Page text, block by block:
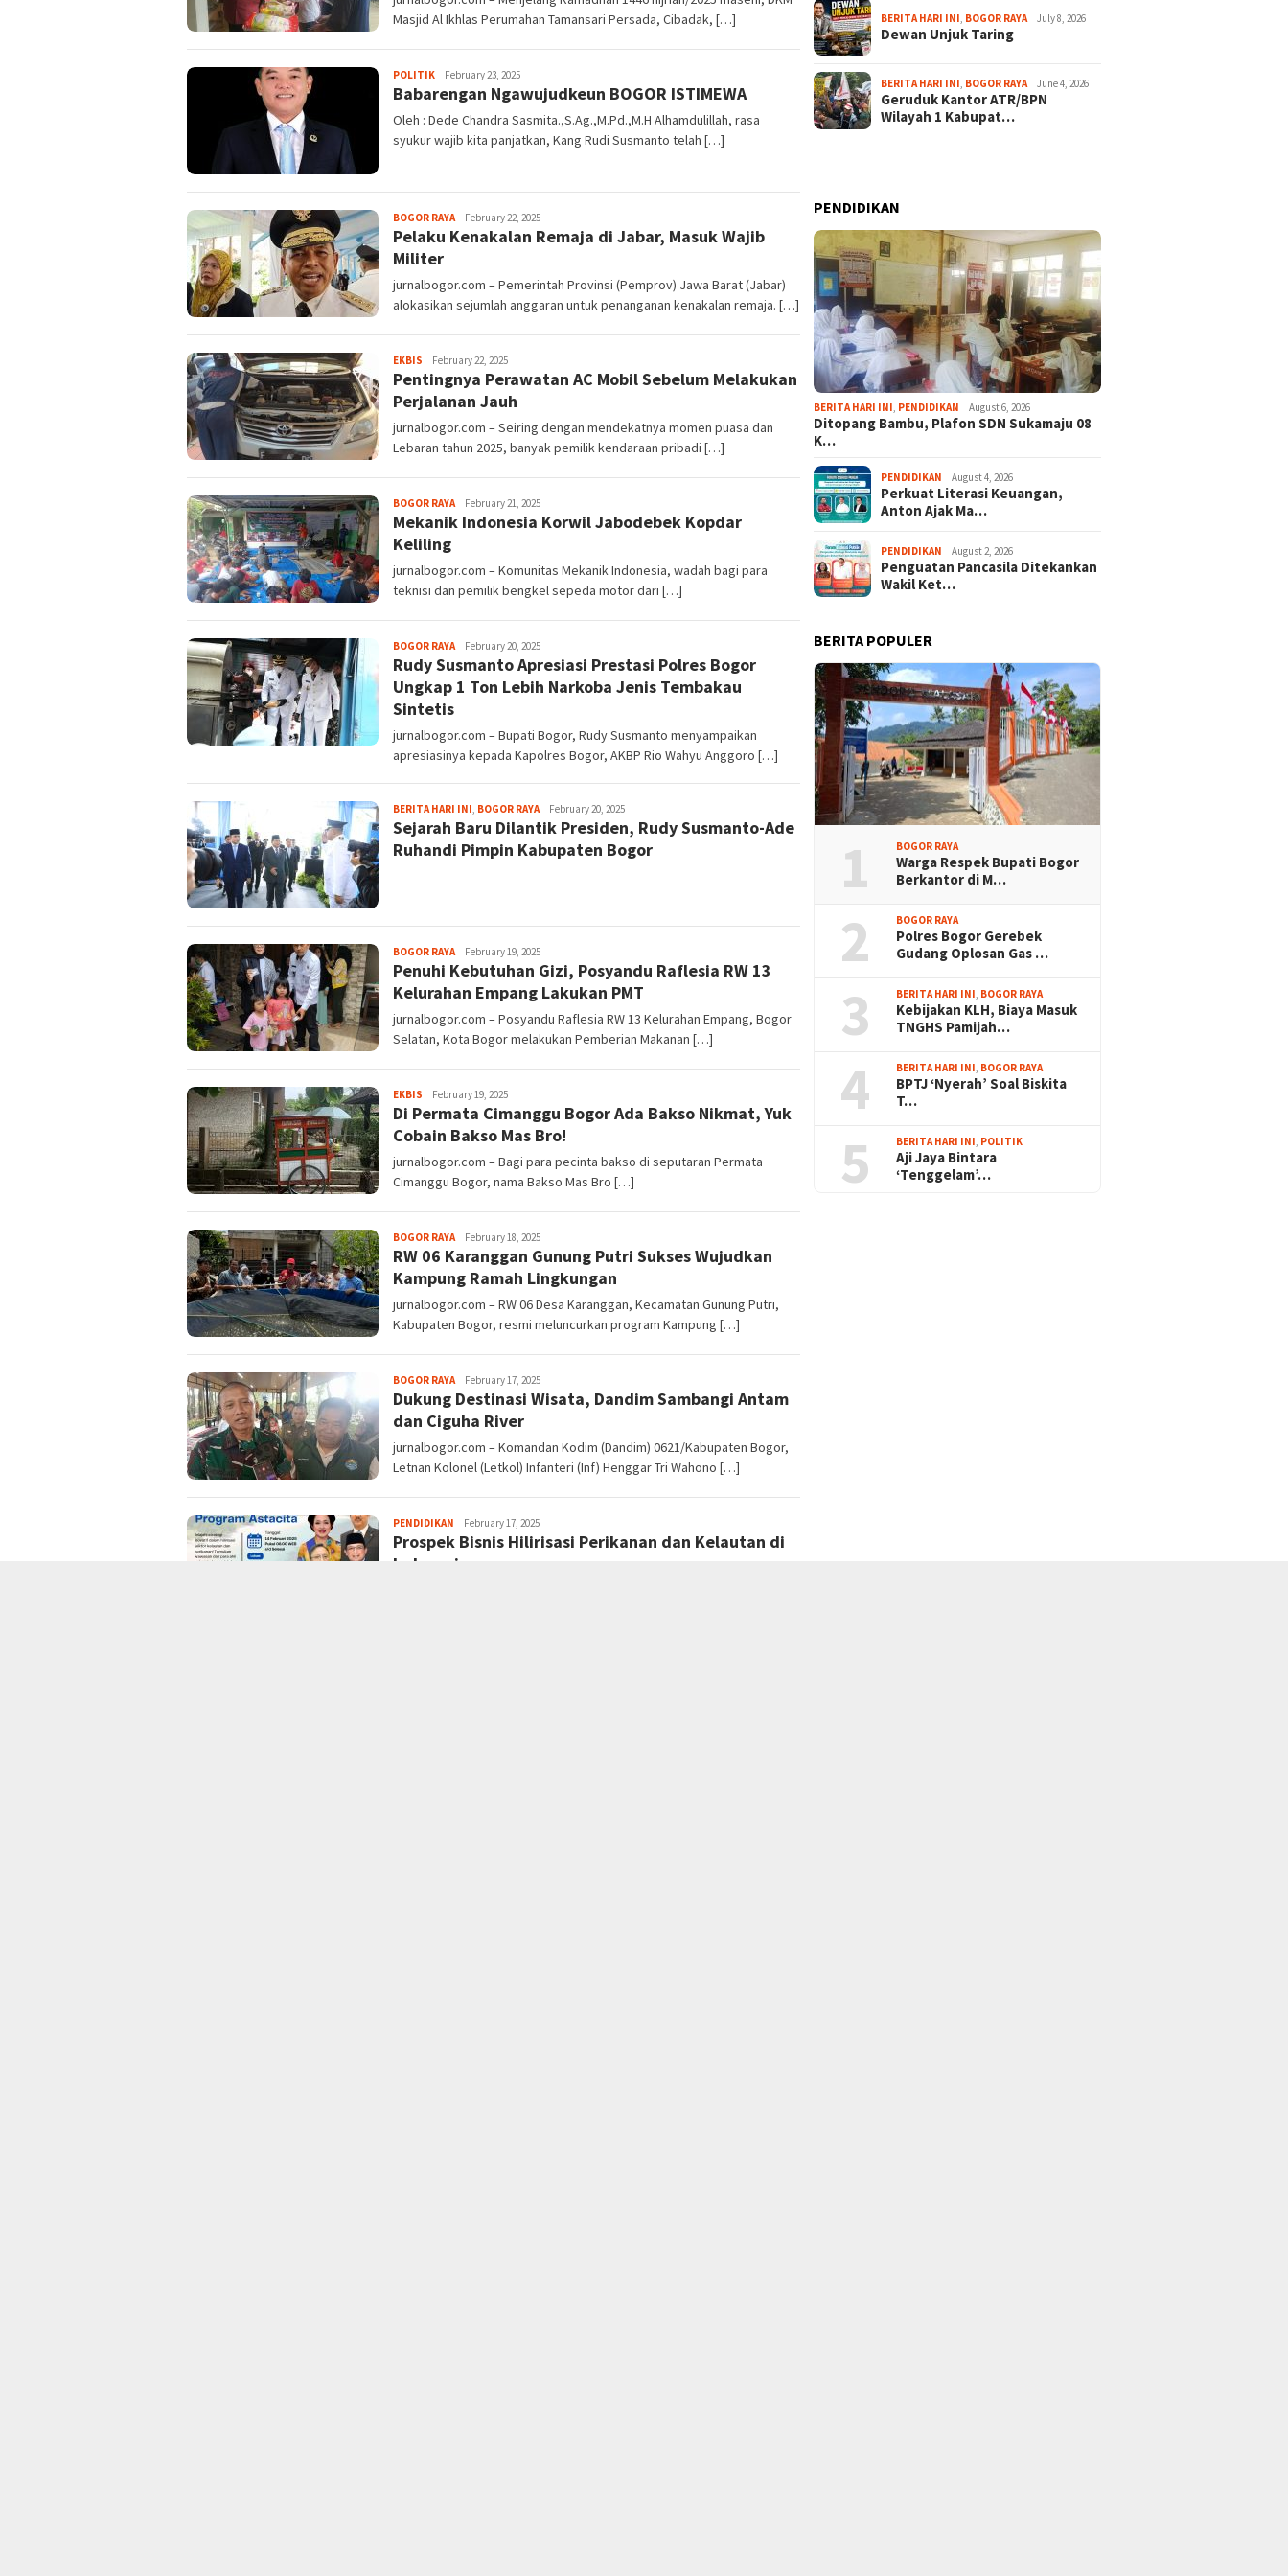
Masjid Al Ikhlas Perumahan Tamansari Persada, Cibadak, […]
POLITIKSayyev
February 23, 2025
Babarengan Ngawujudkeun BOGOR ISTIMEWA
Oleh : Dede Chandra Sasmita.,S.Ag.,M.Pd.,M.H Alhamdulillah, rasa
syukur wajib kita panjatkan, Kang Rudi Susmanto telah […]
BOGOR RAYASayyev
February 22, 2025
Pelaku Kenakalan Remaja di Jabar, Masuk Wajib
Militer
jurnalbogor.com – Pemerintah Provinsi (Pemprov) Jawa Barat (Jabar)
alokasikan sejumlah anggaran untuk penanganan kenakalan remaja. […]
EKBIS Sayyev
February 22, 2025
Pentingnya Perawatan AC Mobil Sebelum Melakukan
Perjalanan Jauh
jurnalbogor.com – Seiring dengan mendekatnya momen puasa dan
Lebaran tahun 2025, banyak pemilik kendaraan pribadi […]
BOGOR RAYASayyev
February 21, 2025
Mekanik Indonesia Korwil Jabodebek Kopdar
Keliling
jurnalbogor.com – Komunitas Mekanik Indonesia, wadah bagi para
teknisi dan pemilik bengkel sepeda motor dari […]
BOGOR RAYASayyev
February 20, 2025
Rudy Susmanto Apresiasi Prestasi Polres Bogor
Ungkap 1 Ton Lebih Narkoba Jenis Tembakau
Sintetis
jurnalbogor.com – Bupati Bogor, Rudy Susmanto menyampaikan
apresiasinya kepada Kapolres Bogor, AKBP Rio Wahyu Anggoro […]
BERITA HARI INI, BOGOR RAYASayyev
February 20, 2025
Sejarah Baru Dilantik Presiden, Rudy Susmanto-Ade
Ruhandi Pimpin Kabupaten Bogor
BOGOR RAYASayyev
February 19, 2025
Penuhi Kebutuhan Gizi, Posyandu Raflesia RW 13
Kelurahan Empang Lakukan PMT
jurnalbogor.com – Posyandu Raflesia RW 13 Kelurahan Empang, Bogor
Selatan, Kota Bogor melakukan Pemberian Makanan […]
EKBIS Sayyev
February 19, 2025
Di Permata Cimanggu Bogor Ada Bakso Nikmat, Yuk
Cobain Bakso Mas Bro!
jurnalbogor.com – Bagi para pecinta bakso di seputaran Permata
Cimanggu Bogor, nama Bakso Mas Bro […]
BOGOR RAYASayyev
February 18, 2025
RW 06 Karanggan Gunung Putri Sukses Wujudkan
Kampung Ramah Lingkungan
jurnalbogor.com – RW 06 Desa Karanggan, Kecamatan Gunung Putri,
Kabupaten Bogor, resmi meluncurkan program Kampung […]
BOGOR RAYASayyev
February 17, 2025
Dukung Destinasi Wisata, Dandim Sambangi Antam
dan Ciguha River
jurnalbogor.com – Komandan Kodim (Dandim) 0621/Kabupaten Bogor,
Letnan Kolonel (Letkol) Infanteri (Inf) Henggar Tri Wahono […]
PENDIDIKAN Sayyev
February 17, 2025
Prospek Bisnis Hilirisasi Perikanan dan Kelautan di
Indonesia
BERITA HARI INI BOGOR RAYA July 8, 2026
Dewan Unjuk Taring
BERITA HARI INI BOGOR RAYA June 4, 2026
Geruduk Kantor ATR/BPN
Wilayah 1 Kabupat…
PENDIDIKAN
BERITA HARI INI PENDIDIKAN August 6, 2026
Ditopang Bambu, Plafon SDN Sukamaju 08
K…
PENDIDIKAN August 4, 2026
Perkuat Literasi Keuangan,
Anton Ajak Ma…
PENDIDIKAN August 2, 2026
Penguatan Pancasila Ditekankan
Wakil Ket…
BERITA POPULER
1 BOGOR RAYA
Warga Respek Bupati Bogor
Berkantor di M…
2 BOGOR RAYA
Polres Bogor Gerebek
Gudang Oplosan Gas …
3 BERITA HARI INI, BOGOR RAYA
Kebijakan KLH, Biaya Masuk
TNGHS Pamijah…
4 BERITA HARI INI, BOGOR RAYA
BPTJ ‘Nyerah’ Soal Biskita
T…
5 BERITA HARI INI, POLITIK
Aji Jaya Bintara
‘Tenggelam’…